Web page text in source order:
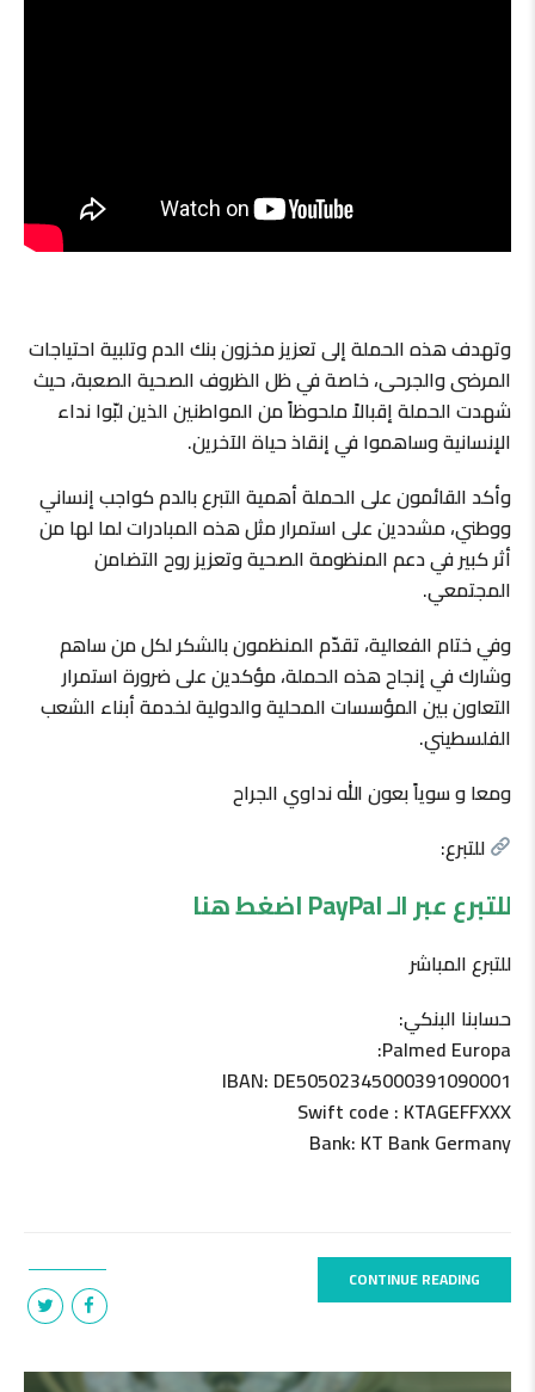
وتهدف هذه الحملة إلى تعزيز مخزون بنك الدم وتلبية احتياجات
المرضى والجرحى، خاصة في ظل الظروف الصحية الصعبة، حيث
شهدت الحملة إقبالاً ملحوظاً من المواطنين الذين لبّوا نداء
الإنسانية وساهموا في إنقاذ حياة الآخرين.
وأكد القائمون على الحملة أهمية التبرع بالدم كواجب إنساني
ووطني، مشددين على استمرار مثل هذه المبادرات لما لها من
أثر كبير في دعم المنظومة الصحية وتعزيز روح التضامن
المجتمعي.
وفي ختام الفعالية، تقدّم المنظمون بالشكر لكل من ساهم
وشارك في إنجاح هذه الحملة، مؤكدين على ضرورة استمرار
التعاون بين المؤسسات المحلية والدولية لخدمة أبناء الشعب
الفلسطيني.
ومعا و سوياً بعون الله نداوي الجراح
للتبرع:
للتبرع عبر الـ PayPal اضغط هنا
للتبرع المباشر
حسابنا البنكي:
Palmed Europa:
IBAN: DE50502345000391090001
Swift code : KTAGEFFXXX
Bank: KT Bank Germany
CONTINUE READING